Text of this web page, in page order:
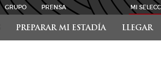
PREPARAR MI ESTADÍA LLEGAR
GRUPO PRENSA MI